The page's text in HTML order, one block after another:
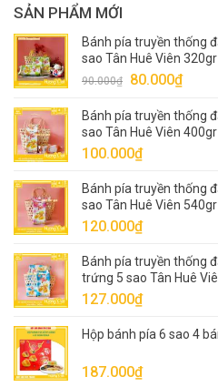
SẢN PHẨM MỚI
Bánh pía truyền thống
sao Tân Huê Viên 320gr
90.000₫
Giá
là:
90.000₫.
80.000₫Giá
tại
là:
Bánh pía truyền thống
sao Tân Huê Viên 400gr
100.000₫
Bánh pía truyền thống
sao Tân Huê Viên 540gr
120.000₫
Bánh pía truyền thống
trứng 5 sao Tân Huê
127.000₫
Hộp bánh pía 6 sao 4
187.000₫